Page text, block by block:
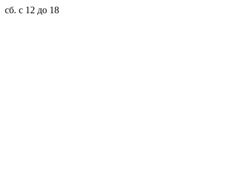
сб. с 12 до 18